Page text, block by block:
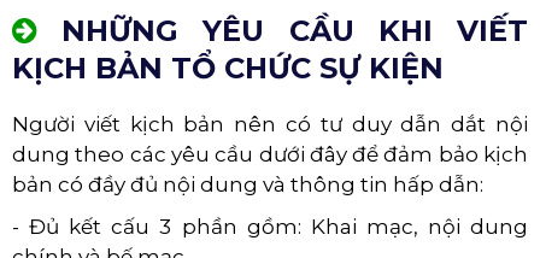
NHỮNG YÊU CẦU KHI VIẾT
KỊCH BẢN TỔ CHỨC SỰ KIỆN
Người viết kịch bản nên có tư duy dẫn dắt nội
dung theo các yêu cầu dưới đây để đảm bảo kịch
bản có đầy đủ nội dung và thông tin hấp dẫn:
- Đủ kết cấu 3 phần gồm: Khai mạc, nội dung
chính và bế mạc